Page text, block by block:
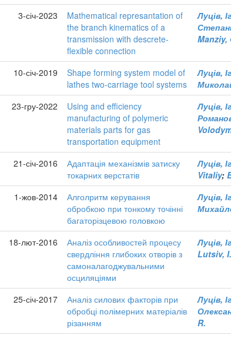
3-січ-2023
Mathematical represantation of
the branch kinematics of a
transmission with descrete-
flexible connection
Луців,
Manziy,
10-січ-2019
Shape forming system model of
lathes two-carriage tool systems
Луців,
23-гру-2022
Using and efficiency
manufacturing of polymeric
materials parts for gas
transportation equipment
Луців,
21-січ-2016
Адаптація механізмів затиску
токарних верстатів
Луців,
Vitaliy;
1-жов-2014
Алголритм керування
обробкою при тонкому точінні
багаторізцевою головкою
Луців,
18-лют-2016
Аналіз особливостей процесу
свердління глибоких отворів з
самоналагоджувальними
осциляціями
Луців,
Lutsiv,
25-січ-2017
Аналіз силових факторів при
обробці полімерних матеріалів
різанням
Луців,
R.